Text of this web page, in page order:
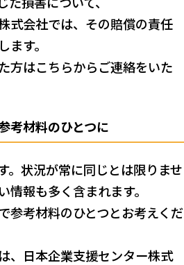
式会社では、その賠償の責任
す。
方はこちらからご連絡をいた
考材料のひとつに
。状況が常に同じとは限りませ
情報も多く含まれます。
参考材料のひとつとお考えくだ
、日本企業支援センター株式